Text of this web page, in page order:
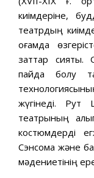
киімдеріне,
театрдың
қоғамда
заттар сияқты.
пайда болу
жүгінеді. Рут
театрының
костюмдерді
Сэнсома және
мәдениетінің